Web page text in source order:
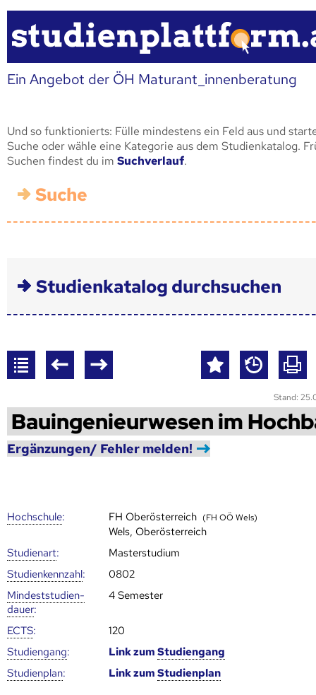
Ein Angebot der ÖH Maturant_innenberatung
Und so funktionierts: Fülle mindestens ein Feld aus und
Suche oder wähle eine Kategorie aus dem Studienkatalog.
Suchen findest du im Suchverlauf.
Suche
Studienkatalog durchsuchen
Stand:
Bauingenieurwesen im
Ergänzungen/ Fehler melden!
Hoch­schule: FH Oberösterreich (FH OÖ Wels)
Wels, Oberösterreich
Studienart:
Masterstudium
Studien­kenn­zahl:
0802
Mindest­studien­
dauer:
4 Semester
ECTS:
120
Studien­gang: Link zumStudien­gang
Studien­plan: Link zumStudien­plan